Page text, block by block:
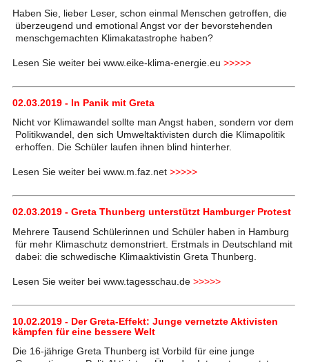
Haben Sie, lieber Leser, schon einmal Menschen getroffen, die
überzeugend und emotional Angst vor der bevorstehenden
menschgemachten Klimakatastrophe haben?
Lesen Sie weiter bei www.eike-klima-energie.eu >>>>>
02.03.2019 - In Panik mit Greta
Nicht vor Klimawandel sollte man Angst haben, sondern vor dem
Politikwandel, den sich Umweltaktivisten durch die Klimapolitik
erhoffen. Die Schüler laufen ihnen blind hinterher.
Lesen Sie weiter bei www.m.faz.net >>>>>
02.03.2019 - Greta Thunberg unterstützt Hamburger Protest
Mehrere Tausend Schülerinnen und Schüler haben in Hamburg
für mehr Klimaschutz demonstriert. Erstmals in Deutschland mit
dabei: die schwedische Klimaaktivistin Greta Thunberg.
Lesen Sie weiter bei www.tagesschau.de >>>>>
10.02.2019 - Der Greta-Effekt: Junge vernetzte Aktivisten
kämpfen für eine bessere Welt
Die 16-jährige Greta Thunberg ist Vorbild für eine junge